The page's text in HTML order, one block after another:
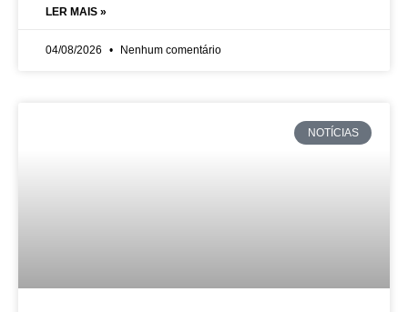
LER MAIS »
04/08/2026 Nenhum comentário
NOTÍCIAS